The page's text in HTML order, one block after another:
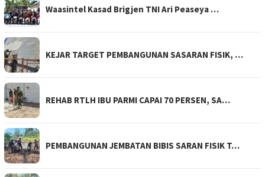
Waasintel Kasad Brigjen TNI Ari Peaseya …
KEJAR TARGET PEMBANGUNAN SASARAN FISIK, …
REHAB RTLH IBU PARMI CAPAI 70 PERSEN, SA…
PEMBANGUNAN JEMBATAN BIBIS SARAN FISIK T…